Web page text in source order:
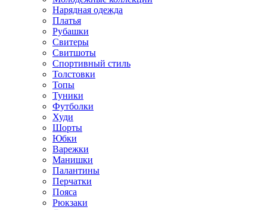
Нарядная одежда
Платья
Рубашки
Свитеры
Свитшоты
Спортивный стиль
Толстовки
Топы
Туники
Футболки
Худи
Шорты
Юбки
Варежки
Манишки
Палантины
Перчатки
Пояса
Рюкзаки